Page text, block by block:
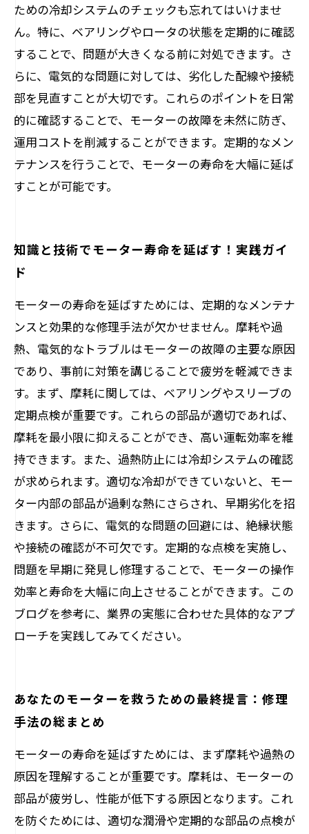
ための冷却システムのチェックも忘れてはいけませ
ん。特に、ベアリングやロータの状態を定期的に確認
することで、問題が大きくなる前に対処できます。さ
らに、電気的な問題に対しては、劣化した配線や接続
部を見直すことが大切です。これらのポイントを日常
的に確認することで、モーターの故障を未然に防ぎ、
運用コストを削減することができます。定期的なメン
テナンスを行うことで、モーターの寿命を大幅に延ば
すことが可能です。
知識と技術でモーター寿命を延ばす！実践ガイ
ド
モーターの寿命を延ばすためには、定期的なメンテナ
ンスと効果的な修理手法が欠かせません。摩耗や過
熱、電気的なトラブルはモーターの故障の主要な原因
であり、事前に対策を講じることで疲労を軽減できま
す。まず、摩耗に関しては、ベアリングやスリーブの
定期点検が重要です。これらの部品が適切であれば、
摩耗を最小限に抑えることができ、高い運転効率を維
持できます。また、過熱防止には冷却システムの確認
が求められます。適切な冷却ができていないと、モー
ター内部の部品が過剰な熱にさらされ、早期劣化を招
きます。さらに、電気的な問題の回避には、絶縁状態
や接続の確認が不可欠です。定期的な点検を実施し、
問題を早期に発見し修理することで、モーターの操作
効率と寿命を大幅に向上させることができます。この
ブログを参考に、業界の実態に合わせた具体的なアプ
ローチを実践してみてください。
あなたのモーターを救うための最終提言：修理
手法の総まとめ
モーターの寿命を延ばすためには、まず摩耗や過熱の
原因を理解することが重要です。摩耗は、モーターの
部品が疲労し、性能が低下する原因となります。これ
を防ぐためには、適切な潤滑や定期的な部品の点検が